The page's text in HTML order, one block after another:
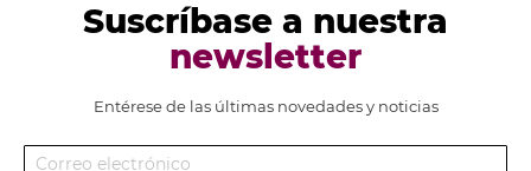
Suscríbase a nuestra
newsletter
Entérese de las últimas novedades y noticias